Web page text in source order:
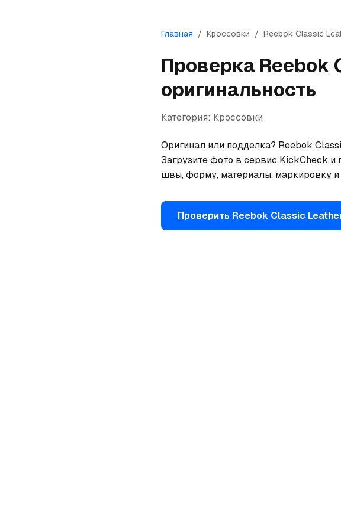
Главная / Кроссовки / Reebok Classic
Проверка Reebok
оригинальность
Категория: Кроссовки
Оригинал или подделка? Reebok
Загрузите фото в сервис KickCheck
швы, форму, материалы, маркировку и
Проверить Reebok Classic